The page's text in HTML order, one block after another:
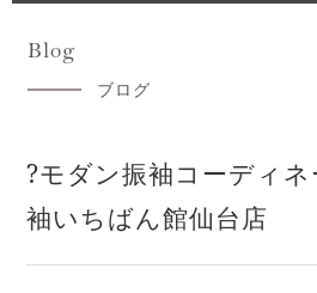
Blog
ブログ
?モダン振袖コーディネ
袖いちばん館仙台店